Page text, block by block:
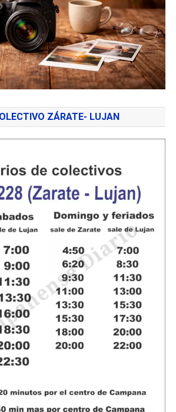
ZÁRATE- LUJAN